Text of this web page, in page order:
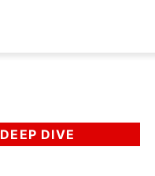
DEEP DIVE